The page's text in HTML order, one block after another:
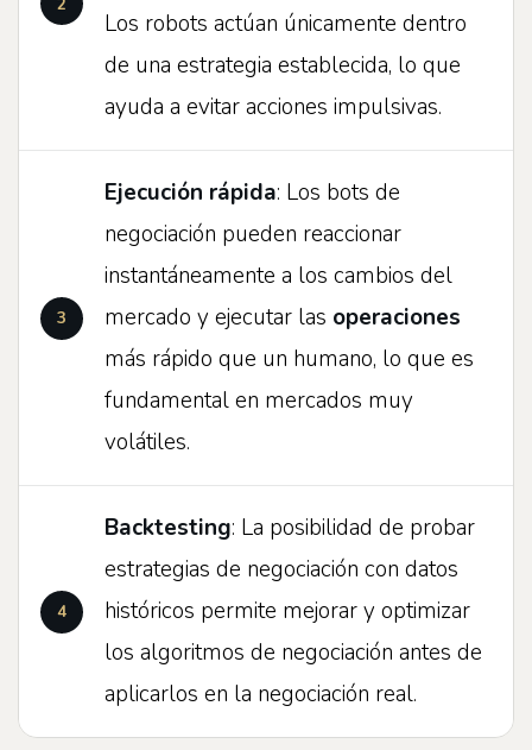
Los robots actúan únicamente dentro
de una estrategia establecida, lo que
ayuda a evitar acciones impulsivas.
Ejecución rápida: Los bots de
negociación pueden reaccionar
instantáneamente a los cambios del
mercado y ejecutar las operaciones
más rápido que un humano, lo que es
fundamental en mercados muy
volátiles.
Backtesting: La posibilidad de probar
estrategias de negociación con datos
históricos permite mejorar y optimizar
los algoritmos de negociación antes de
aplicarlos en la negociación real.